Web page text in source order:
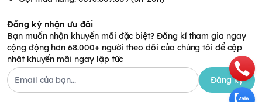
Đăng ký nhận ưu đãi
Bạn muốn nhận khuyến mãi đặc biệt? Đăng kí tham gia ngay
cộng động hơn 68.000+ người theo dõi của chúng tôi để cập
nhật khuyến mãi ngay lập tức
Đăng ký